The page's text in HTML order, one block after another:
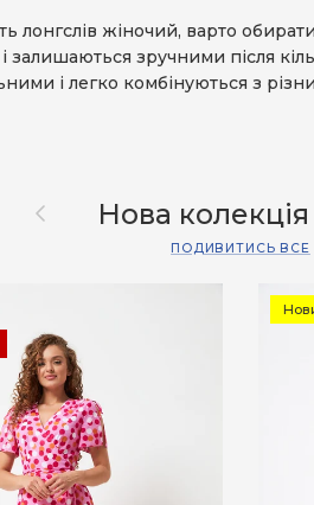
лонгслів жіночий, варто
залишаються зручними після
і легко комбінуються з
Назад Нова
ПОДИВИТИСЬ ВСЕ